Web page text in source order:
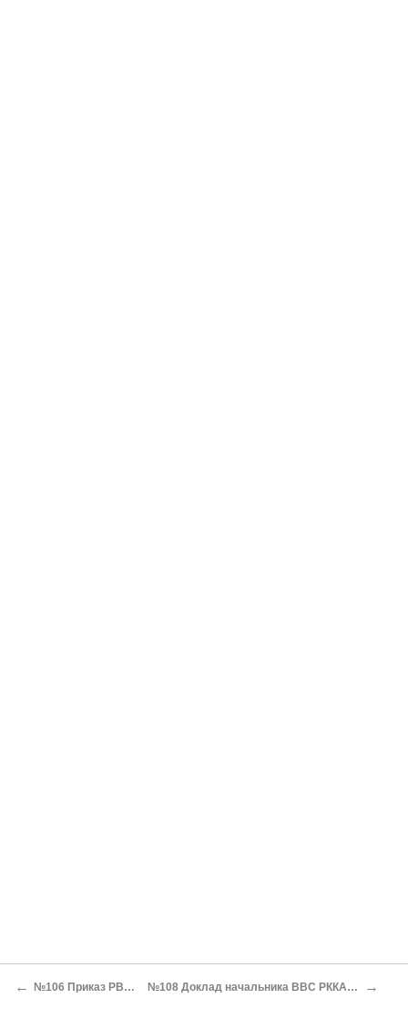
← №106 Приказ РВС СССР №1014 об установлении резерва начсостава РККА №108 Доклад начальника ВВС РККА П.И. Баранова и начальника штаба ВВС РККА С.Г. Хорькова в РВС СССР «О состоянии и развитии морской авиации» →